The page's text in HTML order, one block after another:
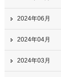
2024年06月
2024年04月
2024年03月